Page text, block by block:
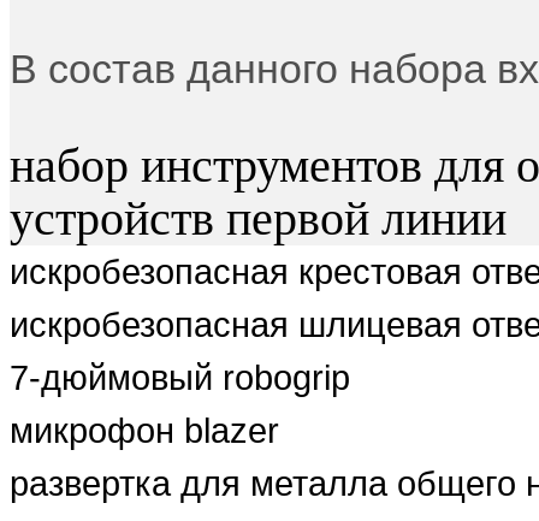
В состав данного набора
набор инструментов для
устройств первой линии
искробезопасная крестовая
искробезопасная шлицевая
7-дюймовый robogrip
микрофон blazer
развертка для металла общего